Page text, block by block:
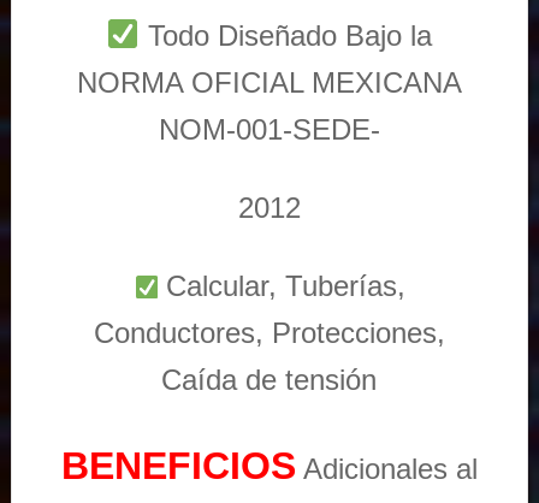
Todo Diseñado Bajo la
NORMA OFICIAL MEXICANA
NOM-001-SEDE-
2012
Calcular, Tuberías,
Conductores, Protecciones,
Caída de tensión
BENEFICIOS Adicionales al